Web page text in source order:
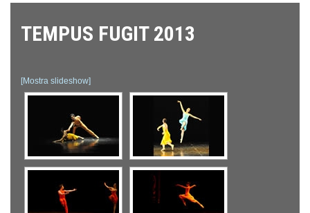
TEMPUS FUGIT 2013
[Mostra slideshow]